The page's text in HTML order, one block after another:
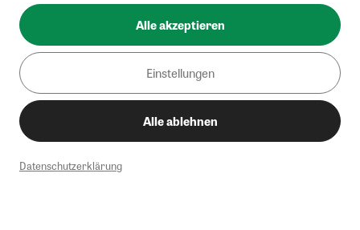
Alle akzeptieren
Einstellungen
Alle ablehnen
Datenschutzerklärung